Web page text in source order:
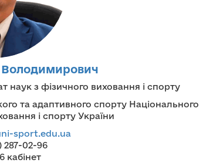
Володимирович
наук з фізичного виховання і спорту
та адаптивного спорту Національного
і спорту України
sport.edu.ua
287-02-96
кабінет